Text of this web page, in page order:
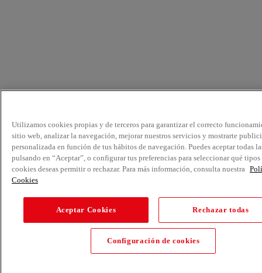
Utilizamos cookies propias y de terceros para garantizar el correcto
sitio web, analizar la navegación, mejorar nuestros servicios y mostrarte
personalizada en función de tus hábitos de navegación. Puedes aceptar todas
pulsando en “Aceptar”, o configurar tus preferencias para seleccionar qué tipos
cookies deseas permitir o rechazar. Para más información, consulta nuestra
Cookies
Aceptar Cookies Rechazar todas
Configuración de cookies